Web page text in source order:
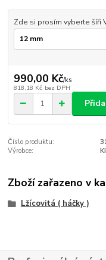
Zde si prosím vyberte šíři
990,00 Kč/ks
818,18 Kč bez DPH
Číslo produktu:
Výrobce:
Zboží zařazeno v
Lžícovitá ( háčky )